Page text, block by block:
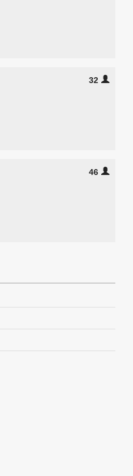
32
46